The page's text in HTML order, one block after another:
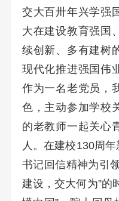
交大百卅年兴学强
大在建设教育强国
续创新、多有建树
现代化推进强国伟
作为一名老党员，
色，主动参加学校
的老教师一起关心
人。在建校130周
书记回信精神为引
建设，交大何为”的